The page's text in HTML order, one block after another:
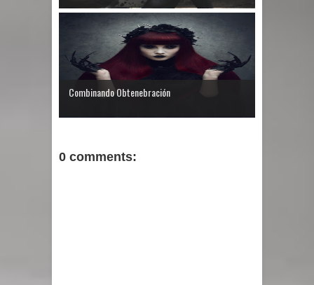
Combinando Obtenebración
0 comments: